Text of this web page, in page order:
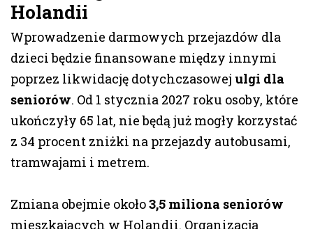
Holandii
Wprowadzenie darmowych przejazdów dla
dzieci będzie finansowane między innymi
poprzez likwidację dotychczasowej ulgi dla
seniorów. Od 1 stycznia 2027 roku osoby, które
ukończyły 65 lat, nie będą już mogły korzystać
z 34 procent zniżki na przejazdy autobusami,
tramwajami i metrem.
Zmiana obejmie około3,5 miliona seniorów
mieszkających w Holandii. Organizacja